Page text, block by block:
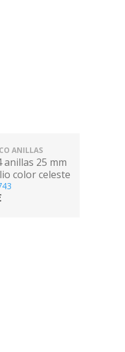
ANILLAS
25 mm
color celeste